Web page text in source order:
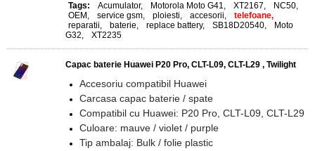
Tags: Acumulator, Motorola Moto G41, XT2167, NC50,
OEM , service gsm, ploiesti, accesorii,
telefoane,
reparatii, baterie, replace battery, SB18D20540,
Moto
G32, XT2235
Capac baterie Huawei P20 Pro, CLT-L09, CLT-L29 , Twilight
Accesoriu compatibil Huawei
Carcasa capac baterie / spate
Compatibil cu Huawei: P20 Pro, CLT-L09, CLT-L29
Culoare: mauve / violet / purple
Tip ambalaj: Bulk / folie plastic